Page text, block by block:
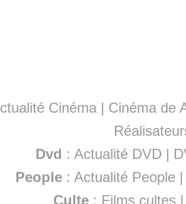
Cinéma | Cinéma de
Dvd : Actualité DVD |
People :Actualité People
Culte : Films cultes